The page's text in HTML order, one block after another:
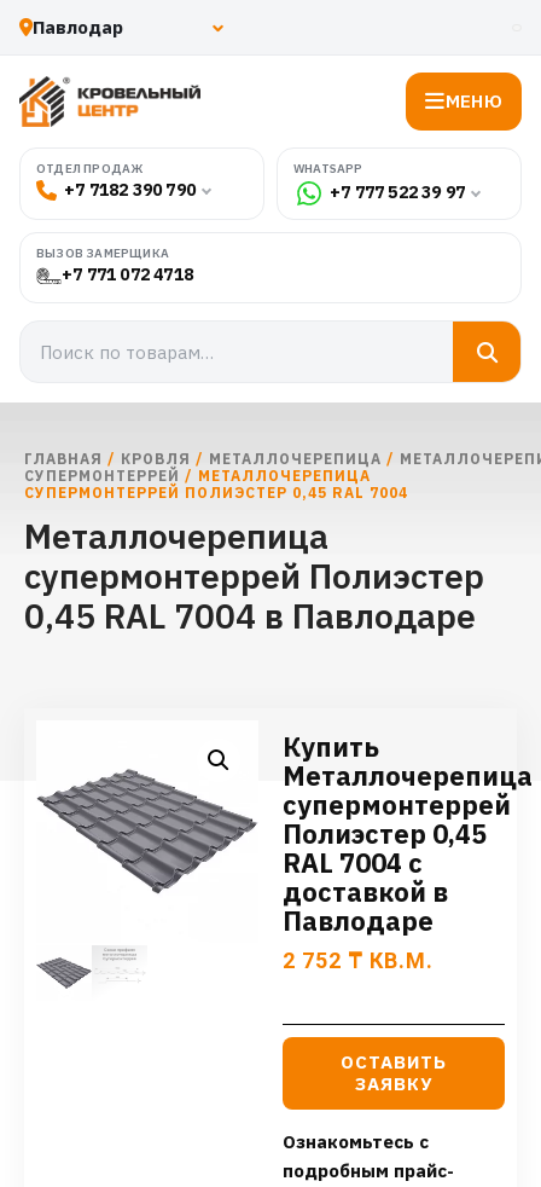
МЕНЮ
ОТДЕЛ ПРОДАЖ
+7 7182 390 790
WHATSAPP
+7 777 522 39 97
ВЫЗОВ ЗАМЕРЩИКА
+7 771 072 4718
ГЛАВНАЯ / КРОВЛЯ / МЕТАЛЛОЧЕРЕПИЦА /
СУПЕРМОНТЕРРЕЙ / МЕТАЛЛОЧЕРЕПИЦА
СУПЕРМОНТЕРРЕЙ ПОЛИЭСТЕР 0,45 RAL 7004
Металлочерепица
супермонтеррей Полиэстер
0,45 RAL 7004 в Павлодаре
Купить
Металлочерепица
супермонтеррей
Полиэстер 0,45
RAL 7004 с
доставкой в
Павлодаре
2 752 ₸ КВ.М.
ОСТАВИТЬ
ЗАЯВКУ
Ознакомьтесь с
подробным прайс-